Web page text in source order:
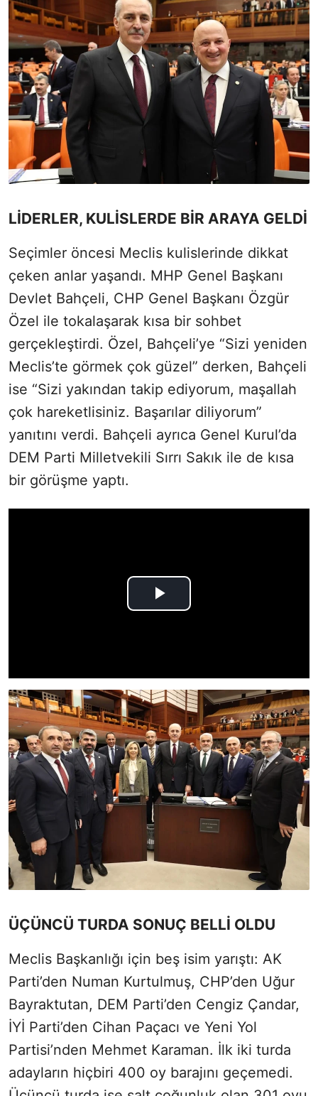
LİDERLER, KULİSLERDE BİR ARAYA GELDİ
Seçimler öncesi Meclis kulislerinde dikkat
çeken anlar yaşandı. MHP Genel Başkanı
Devlet Bahçeli, CHP Genel Başkanı Özgür
Özel ile tokalaşarak kısa bir sohbet
gerçekleştirdi. Özel, Bahçeli’ye “Sizi yeniden
Meclis’te görmek çok güzel” derken, Bahçeli
ise “Sizi yakından takip ediyorum, maşallah
çok hareketlisiniz. Başarılar diliyorum”
yanıtını verdi. Bahçeli ayrıca Genel Kurul’da
DEM Parti Milletvekili Sırrı Sakık ile de kısa
bir görüşme yaptı.
ÜÇÜNCÜ TURDA SONUÇ BELLİ OLDU
Meclis Başkanlığı için beş isim yarıştı: AK
Parti’den Numan Kurtulmuş, CHP’den Uğur
Bayraktutan, DEM Parti’den Cengiz Çandar,
İYİ Parti’den Cihan Paçacı ve Yeni Yol
Partisi’nden Mehmet Karaman. İlk iki turda
adayların hiçbiri 400 oy barajını geçemedi.